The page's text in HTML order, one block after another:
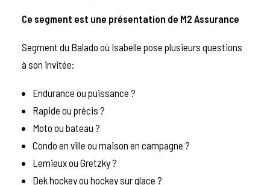
Ce segment est une présentation de M2 Assurance
Segment du Balado où Isabelle pose plusieurs questions
à son invitée:
Endurance ou puissance ?
Rapide ou précis ?
Moto ou bateau ?
Condo en ville ou maison en campagne ?
Lemieux ou Gretzky ?
Dek hockey ou hockey sur glace ?